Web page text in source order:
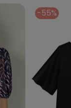
-55%